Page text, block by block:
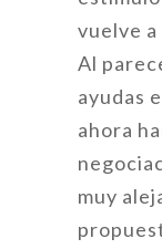
vuelve
Al
ayudas
ahora
muy